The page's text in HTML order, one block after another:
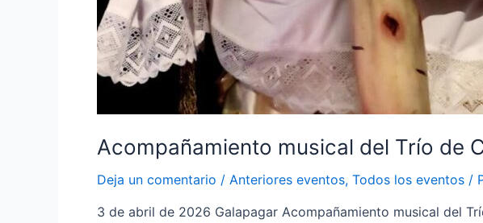
Acompañamiento musical del Trío de
Deja un comentario / Anteriores eventos, Todos los eventos /
3 de abril de 2026 Galapagar Acompañamiento musical del